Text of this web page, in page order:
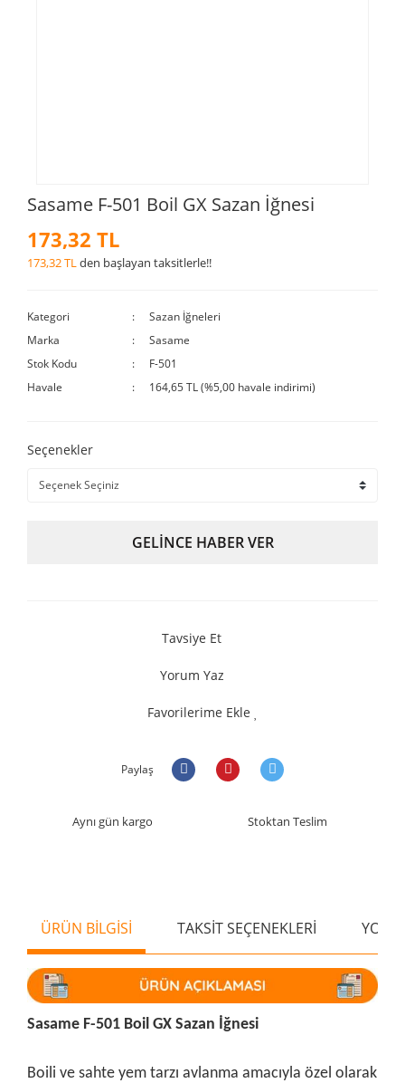
Sasame F-501 Boil GX Sazan İğnesi
173,32 TL
173,32 TLden başlayan taksitlerle!!
Kategori
Sazan İğneleri
Marka
Sasame
Stok Kodu
F-501
Havale
164,65 TL (%5,00 havale indirimi)
Seçenekler
GELİNCE HABER VER
Tavsiye Et
Yorum Yaz
Favorilerime Ekle
Paylaş
Aynı gün kargo Stoktan Teslim
ÜRÜN BİLGİSİ TAKSİT SEÇENEKLERİ
Sasame F-501 Boil GX Sazan İğnesi
Boili ve sahte yem tarzı avlanma amacıyla özel olarak